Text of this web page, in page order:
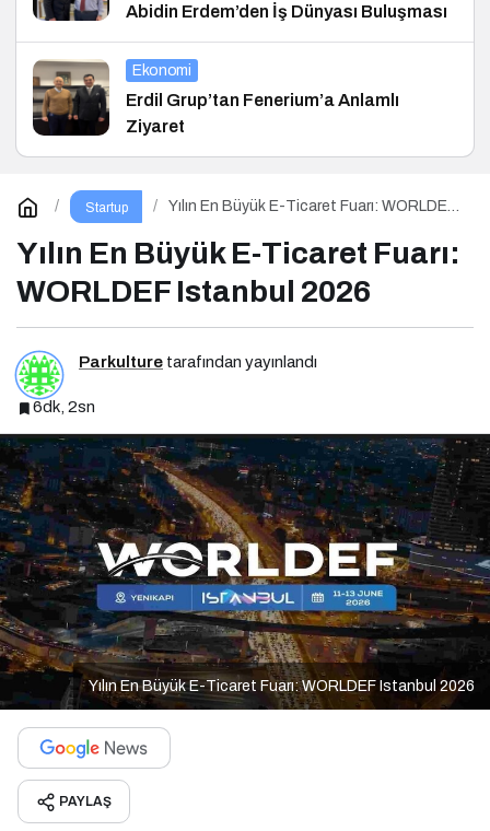
Abidin Erdem’den İş Dünyası Buluşması
Ekonomi
Erdil Grup’tan Fenerium’a Anlamlı
Ziyaret
Startup
Yılın En Büyük E-Ticaret Fuarı: WORLDEF
Yılın En Büyük E-Ticaret Fuarı:
WORLDEF Istanbul 2026
Parkulture tarafından yayınlandı
6dk, 2sn
Yılın En Büyük E-Ticaret Fuarı: WORLDEF Istanbul 2026
PAYLAŞ